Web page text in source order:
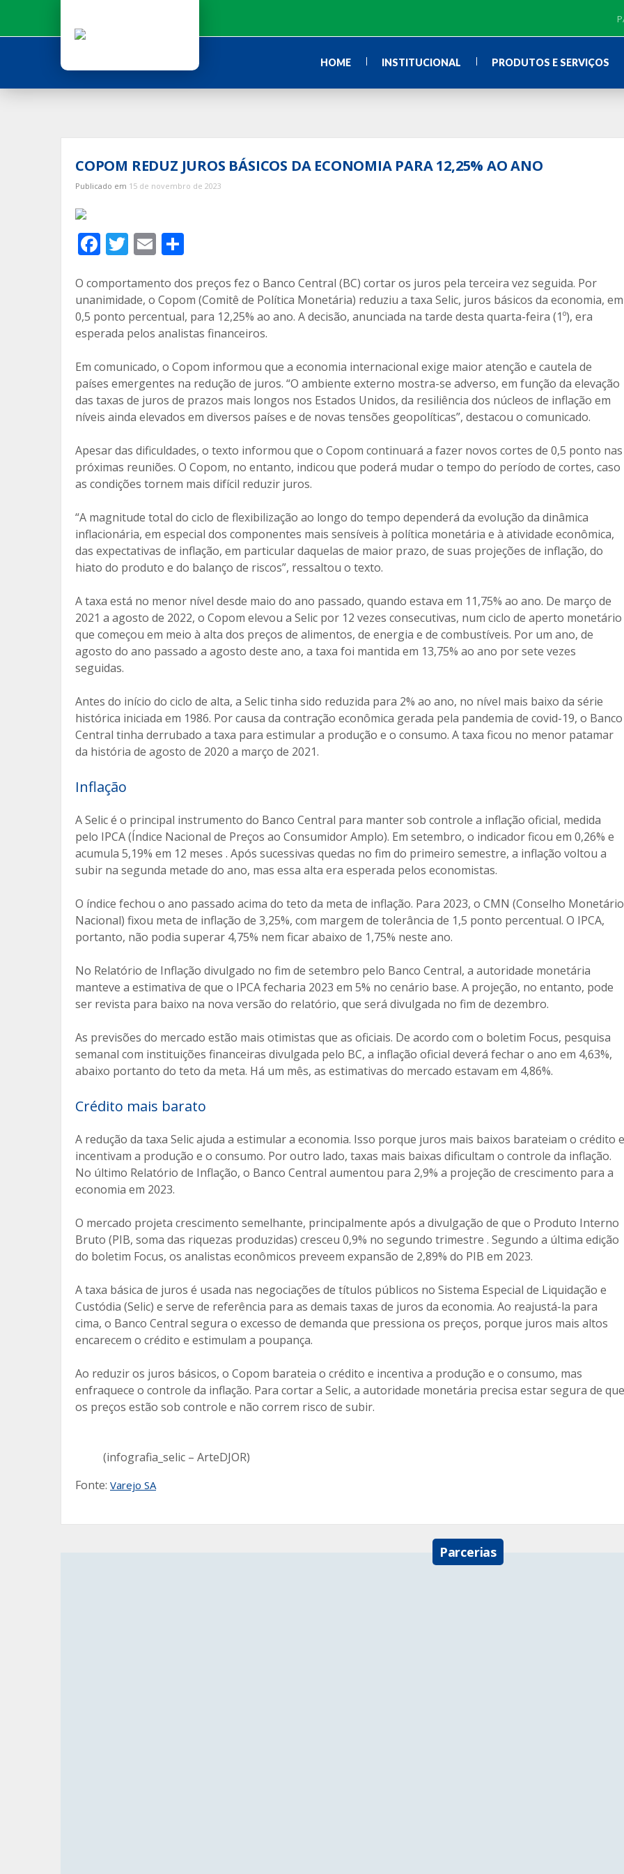
o
HOME INSTITUCIONAL PRODUTOS E SERVIÇOS
COPOM REDUZ JUROS BÁSICOS DA ECONOMIA PARA 12,25% AO ANO
Publicado em 15 de novembro de 2023
F
ac
e
b
o
k
T
w
itt
er
E
m
ai
l
m
p
ar
h
ar
O comportamento dos preços fez o Banco Central (BC) cortar os juros pela terceira vez seguida. Por
unanimidade, o Copom (Comitê de Política Monetária) reduziu a taxa Selic, juros básicos da economia, em
0,5 ponto percentual, para 12,25% ao ano. A decisão, anunciada na tarde desta quarta-feira (1º), era
esperada pelos analistas financeiros.
Em comunicado, o Copom informou que a economia internacional exige maior atenção e cautela de
países emergentes na redução de juros. “O ambiente externo mostra-se adverso, em função da elevação
das taxas de juros de prazos mais longos nos Estados Unidos, da resiliência dos núcleos de inflação em
níveis ainda elevados em diversos países e de novas tensões geopolíticas”, destacou o comunicado.
Apesar das dificuldades, o texto informou que o Copom continuará a fazer novos cortes de 0,5 ponto nas
próximas reuniões. O Copom, no entanto, indicou que poderá mudar o tempo do período de cortes, caso
as condições tornem mais difícil reduzir juros.
“A magnitude total do ciclo de flexibilização ao longo do tempo dependerá da evolução da dinâmica
inflacionária, em especial dos componentes mais sensíveis à política monetária e à atividade econômica,
das expectativas de inflação, em particular daquelas de maior prazo, de suas projeções de inflação, do
hiato do produto e do balanço de riscos”, ressaltou o texto.
A taxa está no menor nível desde maio do ano passado, quando estava em 11,75% ao ano. De março de
2021 a agosto de 2022, o Copom elevou a Selic por 12 vezes consecutivas, num ciclo de aperto monetário
que começou em meio à alta dos preços de alimentos, de energia e de combustíveis. Por um ano, de
agosto do ano passado a agosto deste ano, a taxa foi mantida em 13,75% ao ano por sete vezes
seguidas.
Antes do início do ciclo de alta, a Selic tinha sido reduzida para 2% ao ano, no nível mais baixo da série
histórica iniciada em 1986. Por causa da contração econômica gerada pela pandemia de covid-19, o Banco
Central tinha derrubado a taxa para estimular a produção e o consumo. A taxa ficou no menor patamar
da história de agosto de 2020 a março de 2021.
Inflação
A Selic é o principal instrumento do Banco Central para manter sob controle a inflação oficial, medida
pelo IPCA (Índice Nacional de Preços ao Consumidor Amplo). Em setembro, o indicador ficou em 0,26% e
acumula 5,19% em 12 meses . Após sucessivas quedas no fim do primeiro semestre, a inflação voltou a
subir na segunda metade do ano, mas essa alta era esperada pelos economistas.
O índice fechou o ano passado acima do teto da meta de inflação. Para 2023, o CMN (Conselho Monetário
Nacional) fixou meta de inflação de 3,25%, com margem de tolerância de 1,5 ponto percentual. O IPCA,
portanto, não podia superar 4,75% nem ficar abaixo de 1,75% neste ano.
No Relatório de Inflação divulgado no fim de setembro pelo Banco Central, a autoridade monetária
manteve a estimativa de que o IPCA fecharia 2023 em 5% no cenário base. A projeção, no entanto, pode
ser revista para baixo na nova versão do relatório, que será divulgada no fim de dezembro.
As previsões do mercado estão mais otimistas que as oficiais. De acordo com o boletim Focus, pesquisa
semanal com instituições financeiras divulgada pelo BC, a inflação oficial deverá fechar o ano em 4,63%,
abaixo portanto do teto da meta. Há um mês, as estimativas do mercado estavam em 4,86%.
Crédito mais barato
A redução da taxa Selic ajuda a estimular a economia. Isso porque juros mais baixos barateiam o crédito e
incentivam a produção e o consumo. Por outro lado, taxas mais baixas dificultam o controle da inflação.
No último Relatório de Inflação, o Banco Central aumentou para 2,9% a projeção de crescimento para a
economia em 2023.
O mercado projeta crescimento semelhante, principalmente após a divulgação de que o Produto Interno
Bruto (PIB, soma das riquezas produzidas) cresceu 0,9% no segundo trimestre . Segundo a última edição
do boletim Focus, os analistas econômicos preveem expansão de 2,89% do PIB em 2023.
A taxa básica de juros é usada nas negociações de títulos públicos no Sistema Especial de Liquidação e
Custódia (Selic) e serve de referência para as demais taxas de juros da economia. Ao reajustá-la para
cima, o Banco Central segura o excesso de demanda que pressiona os preços, porque juros mais altos
encarecem o crédito e estimulam a poupança.
Ao reduzir os juros básicos, o Copom barateia o crédito e incentiva a produção e o consumo, mas
enfraquece o controle da inflação. Para cortar a Selic, a autoridade monetária precisa estar segura de que
os preços estão sob controle e não correm risco de subir.
(infografia_selic – ArteDJOR)
Fonte: Varejo SA
Parcerias